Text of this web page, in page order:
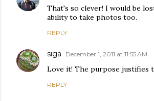
That's so clever! I would be
ability to take photos too.
REPLY
siga December 1, 2011 at 11:55 AM
Love it! The purpose justifies
REPLY